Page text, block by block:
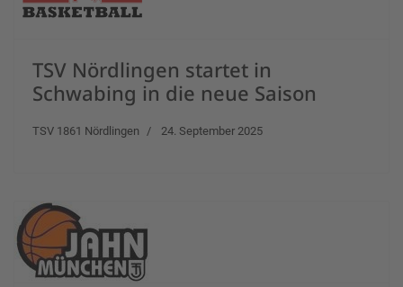
TSV Nördlingen startet in
Schwabing in die neue Saison
TSV 1861 Nördlingen 24. September 2025